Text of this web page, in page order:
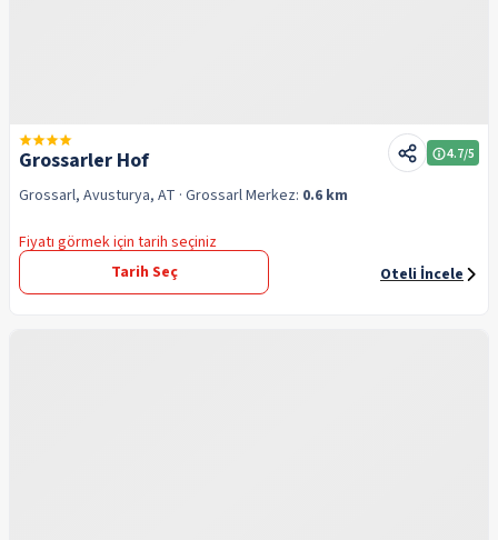
Grossarler Hof 4.7/5
Grossarl, Avusturya, AT · GrossarlMerkez: 0.6 km
Fiyatı görmek için tarih seçiniz
Tarih Seç
Oteli İncele